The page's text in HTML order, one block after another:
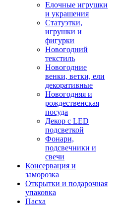
Елочные игрушки
и украшения
Статуэтки,
игрушки и
фигурки
Новогодний
текстиль
Новогодние
венки, ветки, ели
декоративные
Новогодняя и
рождественская
посуда
Декор с LED
подсветкой
Фонари,
подсвечники и
свечи
Консервация и
заморозка
Открытки и подарочная
упаковка
Пасха